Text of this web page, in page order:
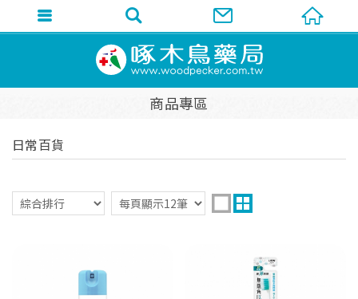
商品專區
日常百貨